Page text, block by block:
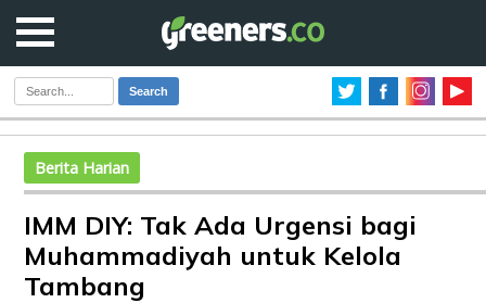
Search
Berita Harian
IMM DIY: Tak Ada Urgensi bagi
Muhammadiyah untuk Kelola
Tambang